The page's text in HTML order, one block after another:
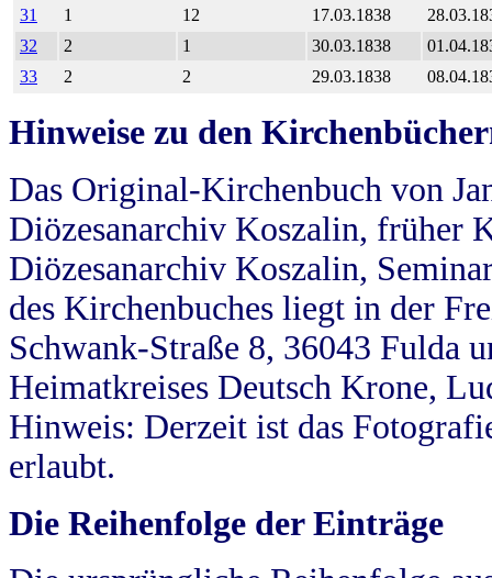
31
1 12 17.03.1838
32
2 1 30.03.1838
33
2 2 29.03.1838
Hinweise zu den
Das Original-Kirchenbuch von
Diözesanarchiv Koszalin, früher
Diözesanarchiv Koszalin,
des Kirchenbuches liegt in der
Schwank-Straße 8, 36043 Fulda
Heimatkreises Deutsch Krone,
Hinweis: Derzeit ist das
erlaubt.
Die Reihenfolge der Einträge